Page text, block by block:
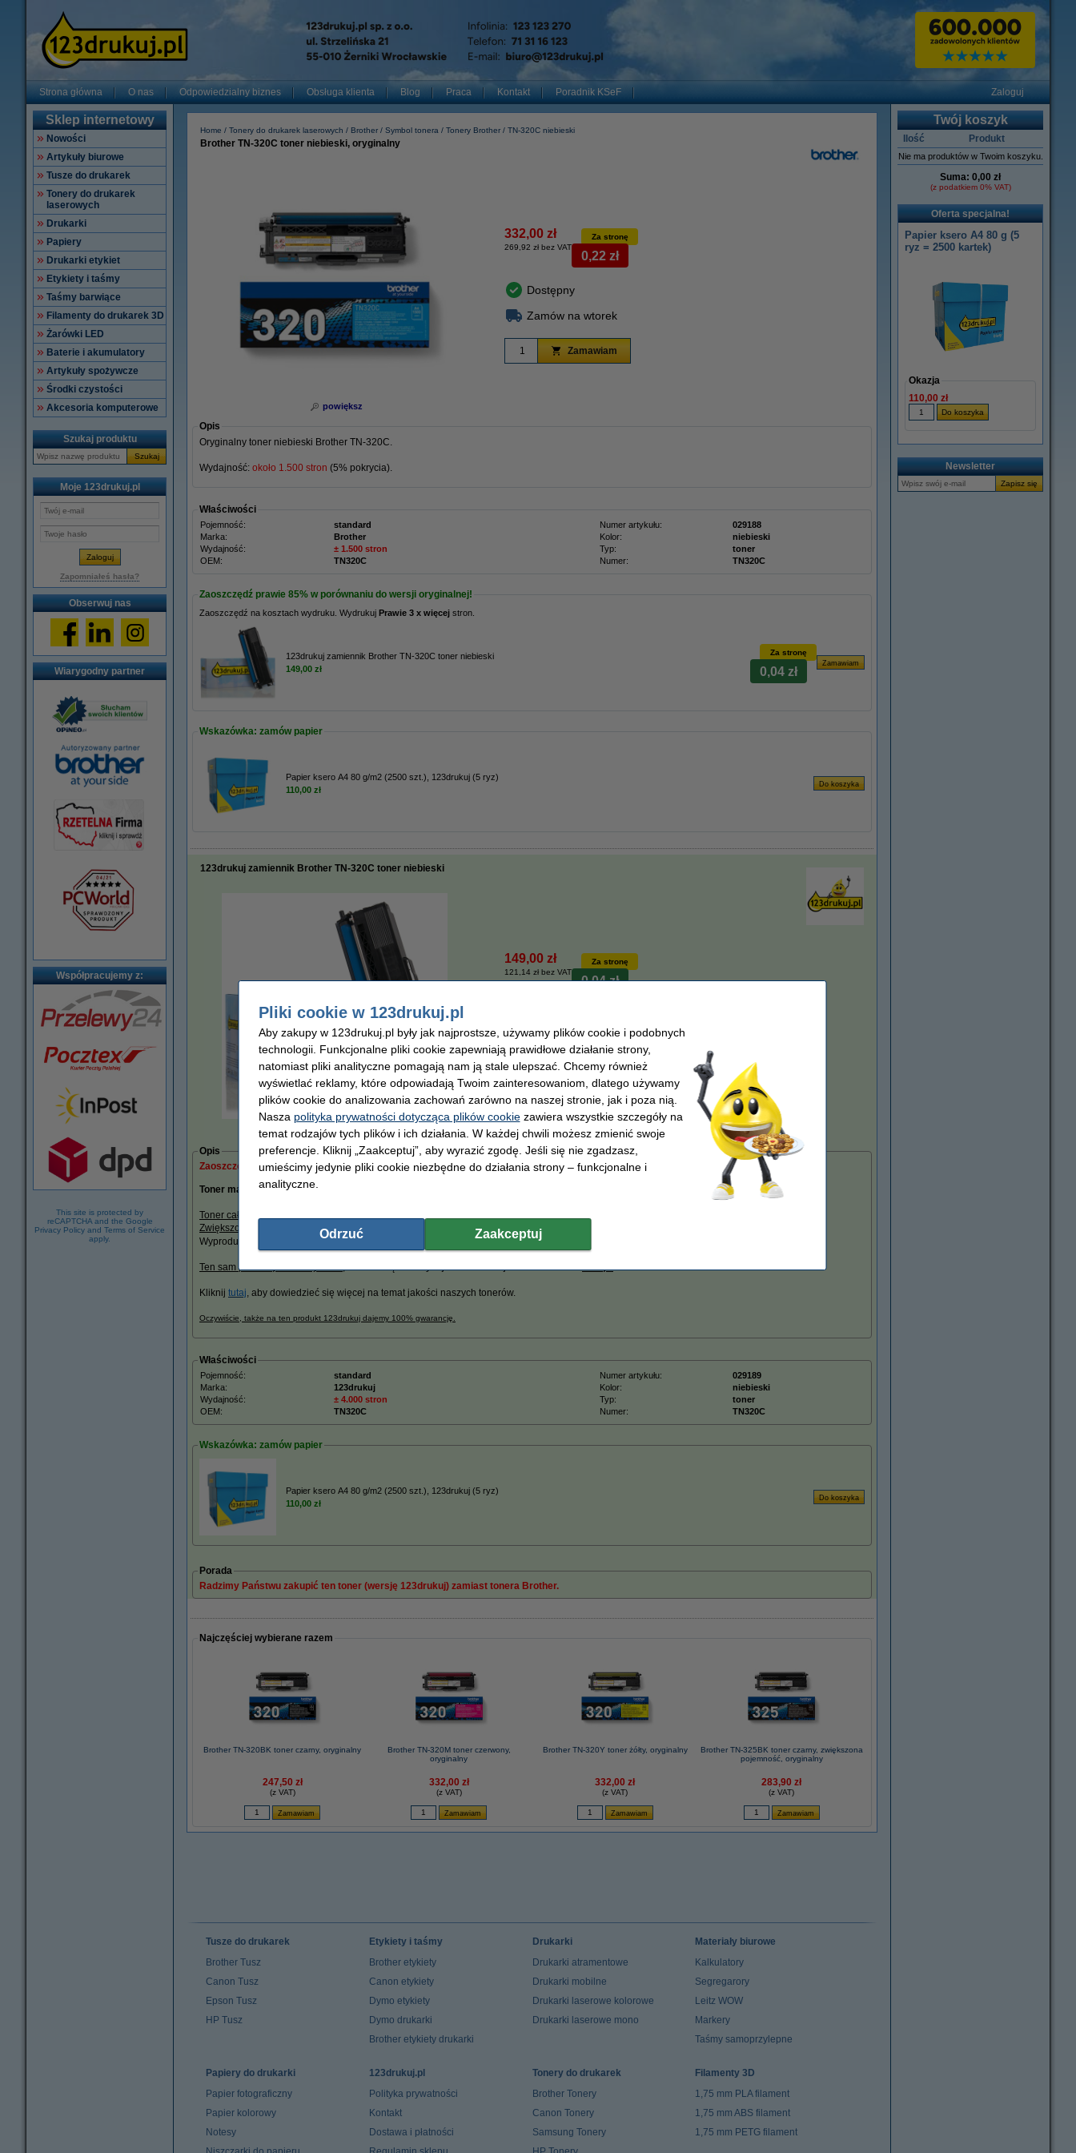
Strona główna O nas Odpowiedzialny biznes Obsługa klienta Blog Praca Kontakt Poradnik KSeF Zaloguj
Sklep internetowy
Nowości
Artykuły biurowe
Tusze do drukarek
Tonery do drukarek
laserowych
Drukarki
Papiery
Drukarki etykiet
Etykiety i taśmy
Taśmy barwiące
Filamenty do drukarek 3D
Żarówki LED
Baterie i akumulatory
Artykuły spożywcze
Środki czystości
Akcesoria komputerowe
Szukaj produktu
Szukaj
Moje 123drukuj.pl
Zapomniałeś hasła?
Obserwuj nas
Wiarygodny partner
Współpracujemy z:
This site is protected by
reCAPTCHA and the Google
Privacy Policy and Terms of Service
apply.
Home Tonery do drukarek laserowych Brother Symbol tonera Tonery Brother TN-320C niebieski
Brother TN-320C toner niebieski, oryginalny
powiększ
332,00 zł
269,92 zł bez VAT
Za stronę
0,22 zł
Dostępny
Zamów na wtorek
Zamawiam
Opis
Oryginalny toner niebieski Brother TN-320C.
Wydajność: około 1.500 stron (5% pokrycia).
Właściwości
Pojemność: standard Numer artykułu:
029188
Marka:
Brother Kolor:
niebieski
Wydajność:
± 1.500 stron Typ:
toner
OEM:
TN320C Numer: TN320C
Zaoszczędź prawie 85% w porównaniu do wersji oryginalnej!
Zaoszczędź na kosztach wydruku. Wydrukuj Prawie 3 x więcej stron.
123drukuj zamiennik Brother TN-320C toner niebieski
149,00 zł
Za stronę
0,04 zł
Wskazówka: zamów papier
Papier ksero A4 80 g/m2 (2500 szt.), 123drukuj (5 ryz)
110,00 zł
123drukuj zamiennik Brother TN-320C toner niebieski
powiększ
149,00 zł
121,14 zł bez VAT
Za stronę
0,04 zł
Zamów na wtorek
Zamawiam
Opis
Zaoszczędź prawie85%w porównaniu do wersji oryginalnej!
Toner marki 123drukuj do drukarek Brother.
Toner całkowicie recyklowany
Zwiększona pojemność
4.000 stron (czyli niż wersja Brother)
Wyprodukowany przez fabrykę posiadającą certyfikat
(więc według najwyższych norm jakości).
Ten sam poziom jakości wydruku, o wiele większa wydajność niż wersja Brother i ...........taniej!!!
Kliknij tutaj, aby dowiedzieć się więcej na temat jakości naszych tonerów.
Oczywiście, także na ten produkt 123drukuj dajemy 100% gwarancję.
Właściwości
Pojemność: standard Numer artykułu:
029189
Marka:
123drukuj Kolor:
niebieski
Wydajność:
± 4.000 stron Typ:
toner
OEM:
TN320C Numer: TN320C
Wskazówka: zamów papier
Papier ksero A4 80 g/m2 (2500 szt.), 123drukuj (5 ryz)
110,00 zł
Porada
Radzimy Państwu zakupić ten toner (wersję 123drukuj) zamiast tonera Brother.
Najczęściej wybierane razem
Brother TN-320BK toner czarny, oryginalny
247,50 zł
(z VAT)
Brother TN-320M toner czerwony,
oryginalny
332,00 zł
(z VAT)
Brother TN-320Y toner żółty, oryginalny
332,00 zł
(z VAT)
Brother TN-325BK toner czarny, zwiększona
pojemność, oryginalny
283,90 zł
(z VAT)
Twój koszyk
Ilość Produkt
Nie ma produktów w Twoim koszyku.
Suma: 0,00 zł
(z podatkiem 0% VAT)
Oferta specjalna!
Papier ksero A4 80 g (5
ryz = 2500 kartek)
Okazja
110,00 zł
Newsletter
Tusze do drukarek
Brother Tusz
Canon Tusz
Epson Tusz
HP Tusz
Etykiety i taśmy
Brother etykiety
Canon etykiety
Dymo etykiety
Dymo drukarki
Brother etykiety drukarki
Drukarki
Drukarki atramentowe
Drukarki mobilne
Drukarki laserowe kolorowe
Drukarki laserowe mono
Materiały biurowe
Kalkulatory
Segregarory
Leitz WOW
Markery
Taśmy samoprzylepne
Papiery do drukarki
Papier fotograficzny
Papier kolorowy
Notesy
123drukuj.pl
Polityka prywatności
Kontakt
Dostawa i płatności
Tonery do drukarek
Brother Tonery
Canon Tonery
Samsung Tonery
Filamenty 3D
1,75 mm PLA filament
1,75 mm ABS filament
1,75 mm PETG filament
Pliki cookie w 123drukuj.pl
Aby zakupy w 123drukuj.pl były jak najprostsze, używamy plików cookie i podobnych
technologii. Funkcjonalne pliki cookie zapewniają prawidłowe działanie strony,
natomiast pliki analityczne pomagają nam ją stale ulepszać. Chcemy również
wyświetlać reklamy, które odpowiadają Twoim zainteresowaniom, dlatego używamy
plików cookie do analizowania zachowań zarówno na naszej stronie, jak i poza nią.
Nasza polityka prywatności dotycząca plików cookiezawiera wszystkie szczegóły na
temat rodzajów tych plików i ich działania. W każdej chwili możesz zmienić swoje
preferencje. Kliknij „Zaakceptuj”, aby wyrazić zgodę. Jeśli się nie zgadzasz,
umieścimy jedynie pliki cookie niezbędne do działania strony – funkcjonalne i
analityczne.
Odrzuć Zaakceptuj